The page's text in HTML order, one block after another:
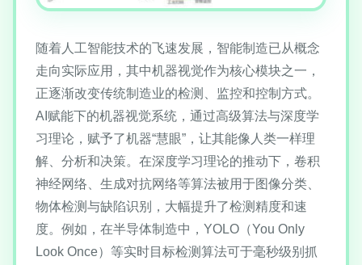
随着人工智能技术的飞速发展，智能制造已从概念
走向实际应用，其中机器视觉作为核心模块之一，
正逐渐改变传统制造业的检测、监控和控制方式。
AI赋能下的机器视觉系统，通过高级算法与深度学
习理论，赋予了机器“慧眼”，让其能像人类一样理
解、分析和决策。在深度学习理论的推动下，卷积
神经网络、生成对抗网络等算法被用于图像分类、
物体检测与缺陷识别，大幅提升了检测精度和速
度。例如，在半导体制造中，YOLO（You Only
Look Once）等实时目标检测算法可于毫秒级别抓